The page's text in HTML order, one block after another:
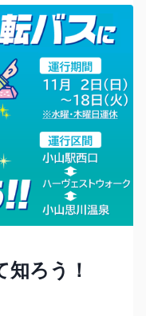
ろう！